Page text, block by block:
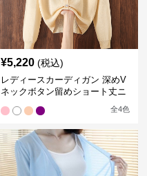
¥5,220 (税込)
レディースカーディガン 深めV
ネックボタン留めショート丈ニ
全4色